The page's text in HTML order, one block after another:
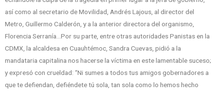
así como al secretario de Movilidad, Andrés Lajous, al director del
Metro, Guillermo Calderón, y a la anterior directora del organismo,
Florencia Serranía…Por su parte, entre otras autoridades Panistas en la
CDMX, la alcaldesa en Cuauhtémoc, Sandra Cuevas, pidió a la
mandataria capitalina nos hacerse la víctima en este lamentable suceso;
y expresó con crueldad: “Ni sumes a todos tus amigos gobernadores a
que te defiendan, defiéndete tú sola, tan sola como lo hemos hecho